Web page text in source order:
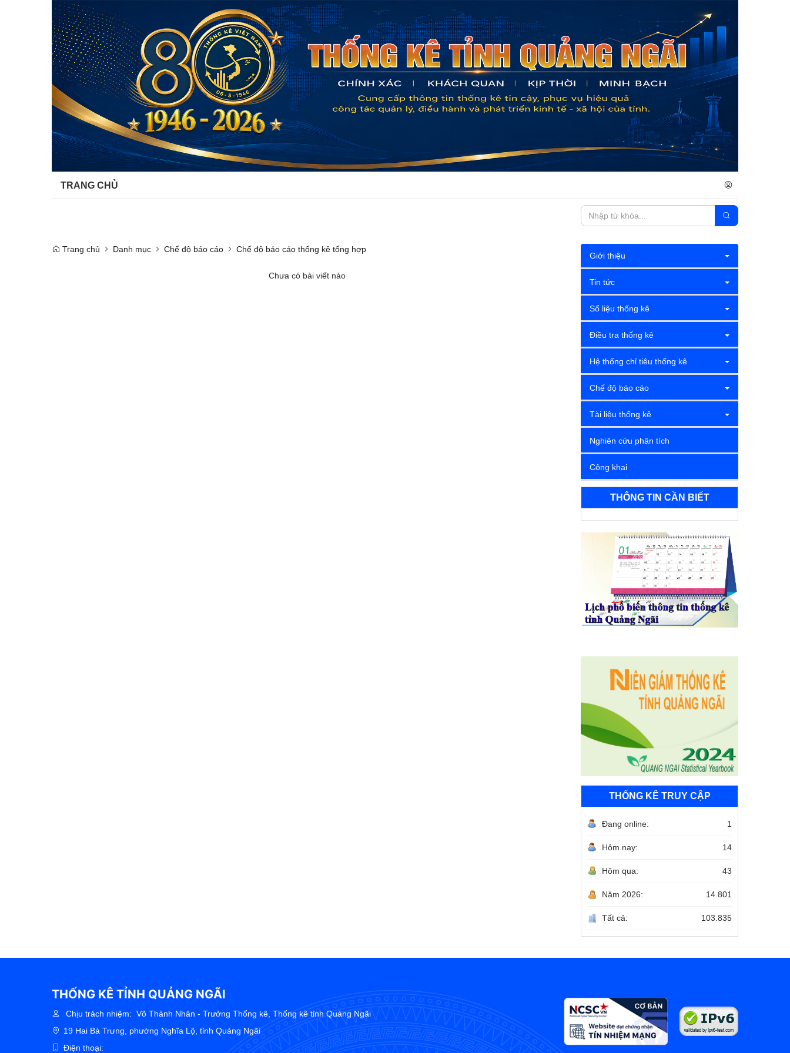
TRANG CHỦ
Trang chủ Danh mục Chế độ báo cáo Chế độ báo cáo thống kê tổng hợp
Chưa có bài viết nào
Giới thiệu
Tin tức
Số liệu thống kê
Điều tra thống kê
Hệ thống chỉ tiêu thống kê
Chế độ báo cáo
Tài liệu thống kê
Nghiên cứu phân tích
Công khai
THÔNG TIN CẦN BIẾT
THỐNG KÊ TRUY CẬP
Đang online: 1
Hôm nay: 14
Hôm qua: 43
Năm 2026: 14.801
Tất cả: 103.835
THỐNG KÊ TỈNH QUẢNG NGÃI
Chịu trách nhiệm: Võ Thành Nhân - Trưởng Thống kê, Thống kê tỉnh Quảng Ngãi
19 Hai Bà Trưng, phường Nghĩa Lộ, tỉnh Quảng Ngãi
Điện thoại: